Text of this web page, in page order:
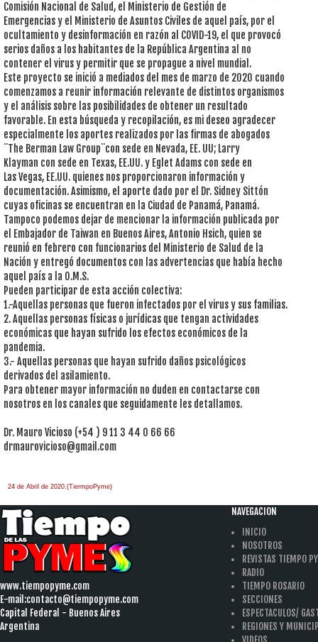
Comisión Nacional de Salud, el Ministerio de Gestión de
Emergencias y el Ministerio de Asuntos Civiles de aquel país, por el
ocultamiento y desinformación en razón al COVID-19, el que provocó
serios daños a los habitantes de la República Argentina al no
contener el virus y permitir que se propague a nivel mundial.
Este proyecto se inició a mediados del mes de marzo de 2020 cuando
comenzamos a reunir información relevante de distintos organismos
y el análisis sobre las posibilidades de obtener un resultado
favorable. En esta búsqueda y recopilación, es mi deseo agradecer
especialmente los aportes realizados por las firmas de abogados
¨The Berman Law Group¨con sede en Nevada, EE. UU; Larry
Klayman con sede en Texas, EE.UU. y Eglet Adams con sede en
Las Vegas, EE.UU. quienes nos proporcionaron información y
documentación. Asimismo, el aporte dado por el Dr. Sidney Sittón
cuyas oficinas se encuentran en la Ciudad de Panamá, Panamá.
Tampoco podemos dejar de mencionar la información publicada por
el Embajador de Taiwan en Buenos Aires, Antonio Hsich, quien se
reunió en febrero con funcionarios del Ministerio de Salud de la
Nación y entregó documentos con las advertencias que había hecho
aquel país a la O.M.S.
Pueden participar de esta acción colectiva:
1.-Aquellas personas que fueron infectados por el virus y sus familias.
2. Aquellas personas físicas o jurídicas que tengan actividades
económicas que hayan sufrido los efectos económicos de la
pandemia.
3.- Aquellas personas que hayan sufrido daños psicológicos
derivados del asilamiento.
Para obtener mayor información no duden en contactarse con
nosotros en los canales que seguidamente les detallamos.
Dr. Mauro Vicioso (+54 ) 9 11 3 44 0 66 66
drmaurovicioso@gmail.com
24 de Abril de 2020.(TiermpoPyme)
www.tiempopyme.com
E-mail:contacto@tiempopyme.com
Capital Federal - Buenos Aires
Argentina
NAVEGACION
INICIO
NOSOTROS
REVISTAS TIEMPO
RADIO
TIEMPO ROSARIO
SECCIONES
ESPECTACULOS/
REGIONES Y